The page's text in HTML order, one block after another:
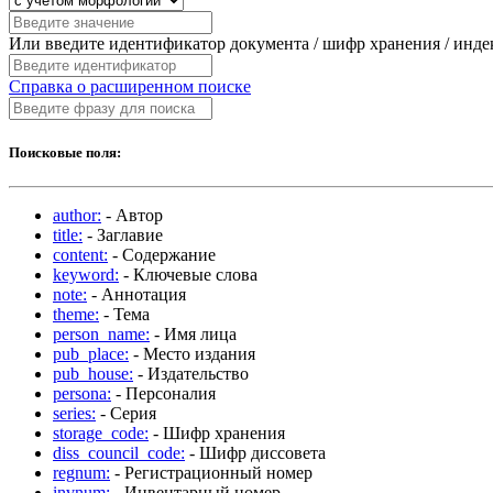
Или введите идентификатор документа / шифр хранения /
Справка о расширенном поиске
Поисковые поля:
author: - Автор
title: - Заглавие
content: - Содержание
keyword: - Ключевые слова
note: - Аннотация
theme: - Тема
person_name: - Имя лица
pub_place: - Место издания
pub_house: - Издательство
persona: - Персоналия
series: - Серия
storage_code: - Шифр хранения
diss_council_code: - Шифр диссовета
regnum: - Регистрационный номер